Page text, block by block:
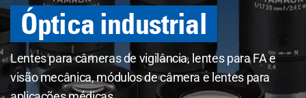
Óptica industrial
Lentes para câmeras de vigilância, lentes para FA e
visão mecânica, módulos de câmera e lentes para